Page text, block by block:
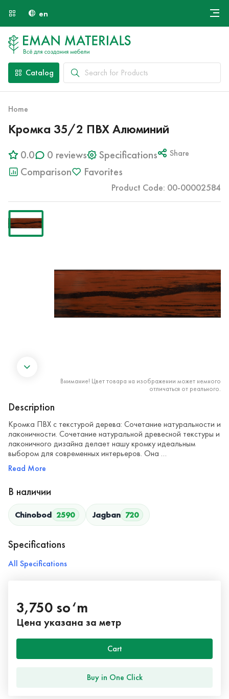
en
Payment and Delivery
Catalog
Home
Кромка 35/2 ПВХ Алюминий
0.0 0 reviews Specifications Share
Comparison Favorites
Product Code: 00-00002584
Внимание! Цвет товара на изображении может немного
отличаться от реального.
Description
Кромка ПВХ с текстурой дерева: Сочетание натуральности и
лаконичности. Сочетание натуральной древесной текстуры и
лаконичного дизайна делает нашу кромку идеальным
выбором для современных интерьеров. Она …
Read More
В наличии
Chinobod 2590 Jagban 720
Specifications
All Specifications
3,750 so‘m
Цена указана за метр
Cart
Buy in One Click